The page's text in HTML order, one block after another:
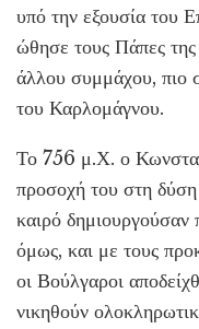
υπό την εξουσία του
ώθησε τους Πάπες
άλλου συμμάχου, πιο
του Καρλομάγνου.
Το 756 μ.Χ. ο
προσοχή του στη
καιρό
όμως, και με τους
οι Βούλγαροι
νικηθούν